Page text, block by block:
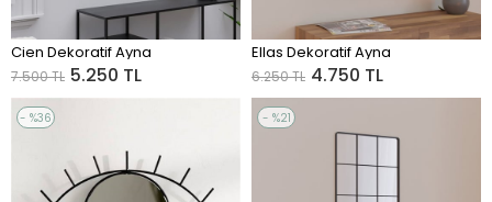
ADD TO CART
Cien Dekoratif Ayna
5.250 TL
7.500 TL
ADD TO CART
Ellas Dekoratif Ayna
4.750 TL
6.250 TL
%36
%21